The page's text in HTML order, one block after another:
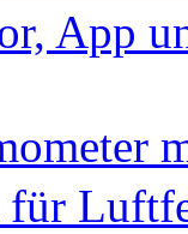
App
für